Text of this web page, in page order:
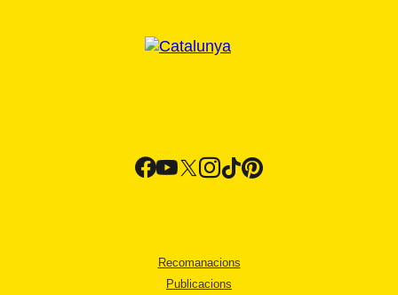
Recomanacions
Publicacions